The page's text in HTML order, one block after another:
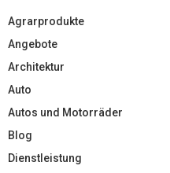
Agrarprodukte
Angebote
Architektur
Auto
Autos und Motorräder
Blog
Dienstleistung